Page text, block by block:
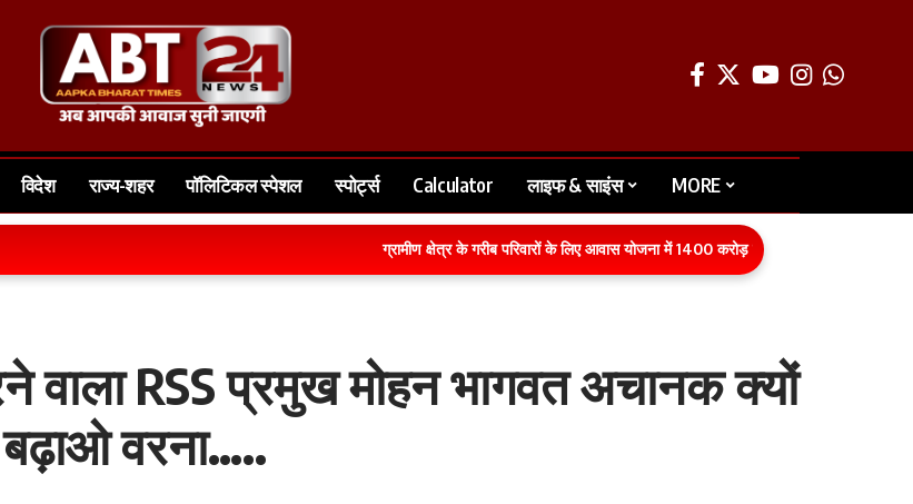
विदेश राज्य-शहर पॉलिटिकल स्पेशल स्पोर्ट्स Calculator लाइफ & साइंस MORE
ग्रामीण क्षेत्र के गरीब परिवारों के लिए आवास योजना में 1400 करोड़ रुपये का बजट वित्तीय वर्ष 2026-27
वाला RSS प्रमुख मोहन भागवत अचानक क्यों
वरना…..